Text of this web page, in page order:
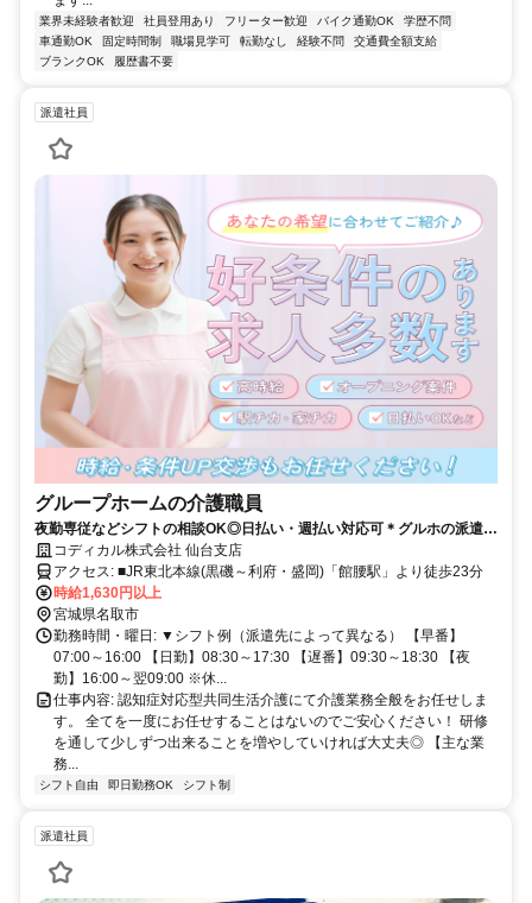
業界未経験者歓迎 社員登用あり フリーター歓迎 バイク通勤OK
学歴不問
車通勤OK
固定時間制 職場見学可 転勤なし 経験不問
交通費全額支給
ブランクOK
履歴書不要
派遣社員
グループホームの介護職員
夜勤専従などシフトの相談OK◎日払い・週払い対応可＊グルホの派遣介
護職！
コディカル株式会社 仙台支店
アクセス: ■JR東北本線(黒磯～利府・盛岡)「館腰駅」より徒歩23分
時給1,630円以上
宮城県名取市
勤務時間・曜日: ▼シフト例（派遣先によって異なる） 【早番】
07:00～16:00 【日勤】08:30～17:30 【遅番】09:30～18:30 【夜
勤】16:00～翌09:00 ※休...
仕事内容: 認知症対応型共同生活介護にて介護業務全般をお任せしま
す。 全てを一度にお任せすることはないのでご安心ください！ 研修
を通して少しずつ出来ることを増やしていければ大丈夫◎ 【主な業
務...
シフト自由 即日勤務OK シフト制
派遣社員